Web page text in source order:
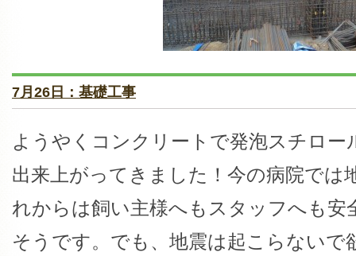
7月26日：基礎工事
ようやくコンクリートで発泡スチロー
出来上がってきました！今の病院では
れからは飼い主様へもスタッフへも安
そうです。でも、地震は起こらないで